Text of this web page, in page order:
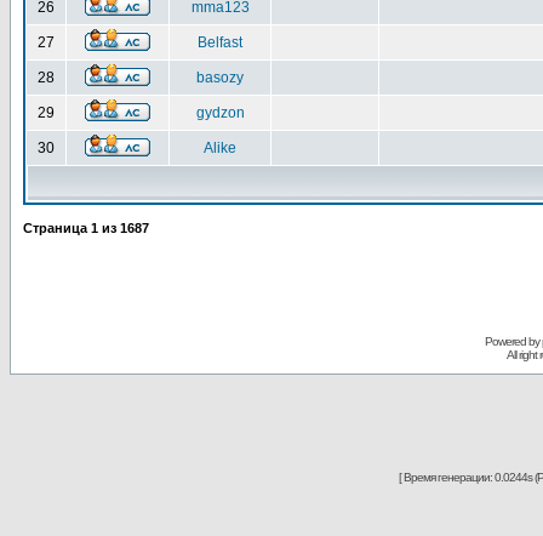
26 mma123
27 Belfast
28 basozy
29 gydzon
30 Alike
Страница 1 из 1687
Powered
All right
[ Время генерации: 0.0244s